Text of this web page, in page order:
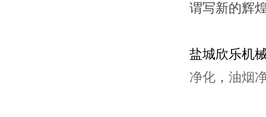
谓写新的辉
盐城欣乐机
净化 ， 油烟